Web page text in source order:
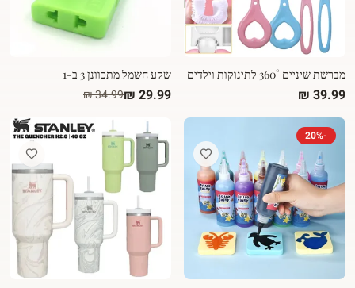
מברשת שיניים 360° לתינוקות וילדים שקע חשמל מתכוונן 3 ב-1
-
20%